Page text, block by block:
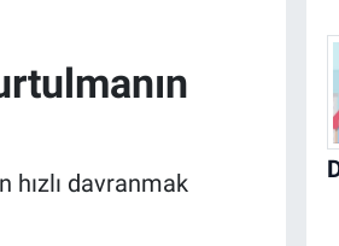
davranmak